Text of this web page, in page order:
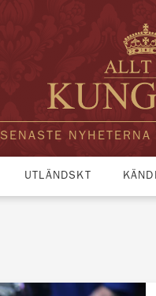
SENASTE
UTLÄNDSKT